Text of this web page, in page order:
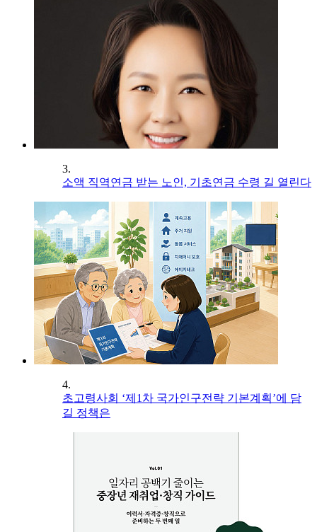
3.
소액 직역연금 받는 노인, 기초연금 수령 길 열린다
4.
초고령사회 ‘제1차 국가인구전략 기본계획’에 담
길 정책은